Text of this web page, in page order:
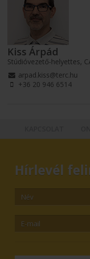
Kiss Árpád
Stúdióvezető-helyettes,
arpad.kiss@terc.hu
+36 20 946 6514
Hírlevél